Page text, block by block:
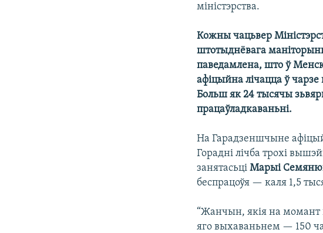
міністэрства.
Кожны чацьвер
штотыднёвага
паведамлена, што ў
афіцыйна лічацца ў
Больш як 24 тысячы
працаўладкаваньні.
На Гарадзеншчыне
Горадні лічба трохі
занятасьціМарыі
беспрацоўя — каля 1,5
“Жанчын, якія на момант
яго выхаваньнем — 150